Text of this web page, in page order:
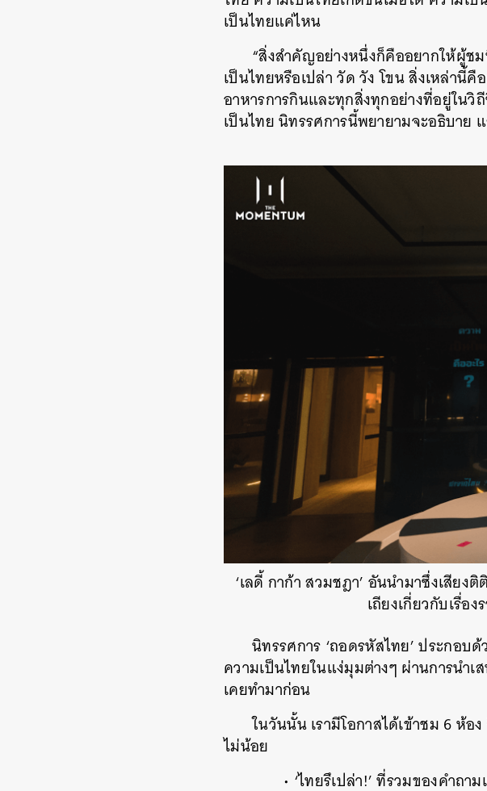
เป็นไทยแค่ไหน
“สิ่งสำคัญอย่างหนึ่งก็คืออยากให้ผู้ช
เป็นไทยหรือเปล่า วัด วัง โขน สิ่งเหล่านี้
อาหารการกินและทุกสิ่งทุกอย่างที่อยู่ในวิ
เป็นไทย นิทรรศการนี้พยายามจะอธิบาย
‘เลดี้ กาก้า สวมชฎา’ อันนำมาซึ่งเสีย
เถียงเกี่ยวกับเรื่อ
นิทรรศการ ‘ถอดรหัสไทย’ ประกอบ
ความเป็นไทยในแง่มุมต่างๆ ผ่านการนำ
เคยทำมาก่อน
ในวันนั้น เรามีโอกาสได้เข้าชม 6 ห้
ไม่น้อย
• ‘ไทยรึเปล่า!’ ที่รวมของคำถามแ